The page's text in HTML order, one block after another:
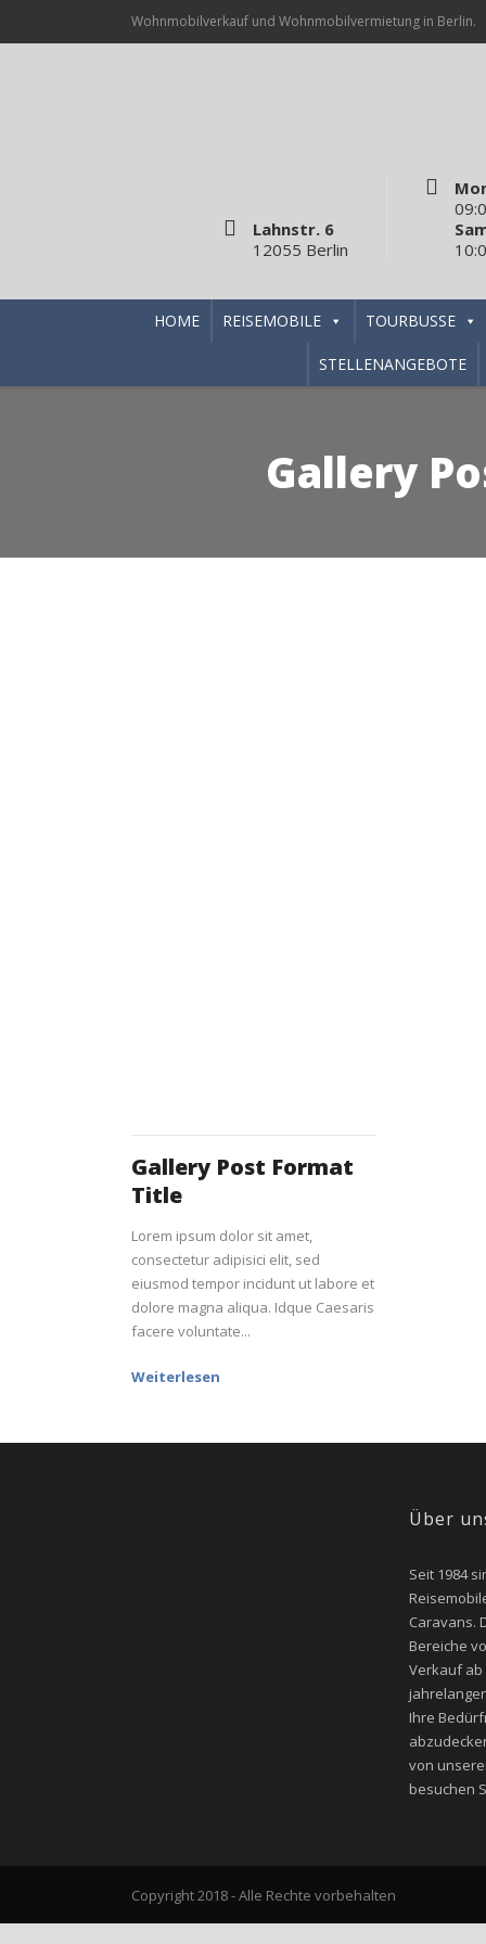
Wohnmobilverkauf und Wohnmobilvermietung in Berlin.
Lahnstr. 6
12055 Berlin
HOME REISEMOBILE TOURBUSSE
STELLENANGEBOTE
Gallery
Gallery Post Format
Title
Lorem ipsum dolor sit amet,
consectetur adipisici elit, sed
eiusmod tempor incidunt ut labore et
dolore magna aliqua. Idque Caesaris
facere voluntate...
Weiterlesen
Über
Seit 1984
Caravans.
Bereiche
Verkauf
Ihre
von
besuchen
Copyright 2018 - Alle Rechte vorbehalten